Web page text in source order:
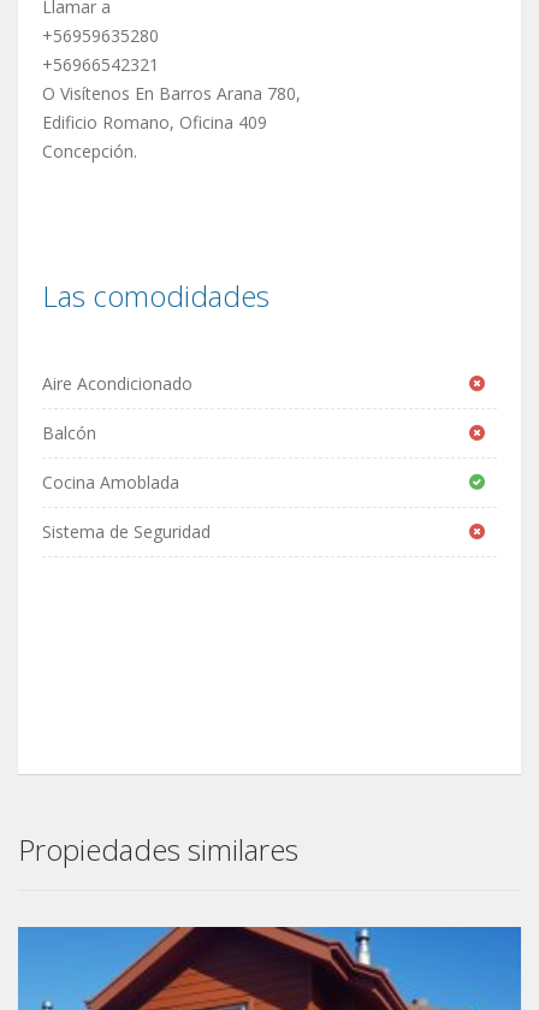
Llamar a
+56959635280
+56966542321
O Visítenos En Barros Arana 780,
Edificio Romano, Oficina 409
Concepción.
Las comodidades
Aire Acondicionado
Balcón
Cocina Amoblada
Sistema de Seguridad
Propiedades similares